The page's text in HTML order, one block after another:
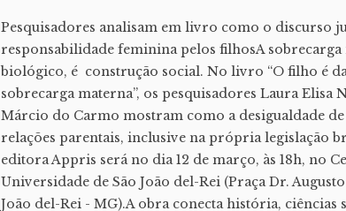
Pesquisadores analisam em livro como o discurso
responsabilidade feminina pelos filhosA sobrecarga
biológico, é construção social. No livro “O filho é
sobrecarga materna”, os pesquisadores Laura Elisa
Márcio do Carmo mostram como a desigualdade
relações parentais, inclusive na própria legislação
editora Appris será no dia 12 de março, às 18h, no
Universidade de São João del-Rei (Praça Dr. Augusto
João del-Rei - MG).A obra conecta história, ciências